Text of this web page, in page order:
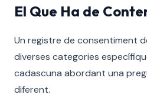
El Que Ha de
Un registre de consentiment
diverses categories
cadascuna abordant una
diferent.